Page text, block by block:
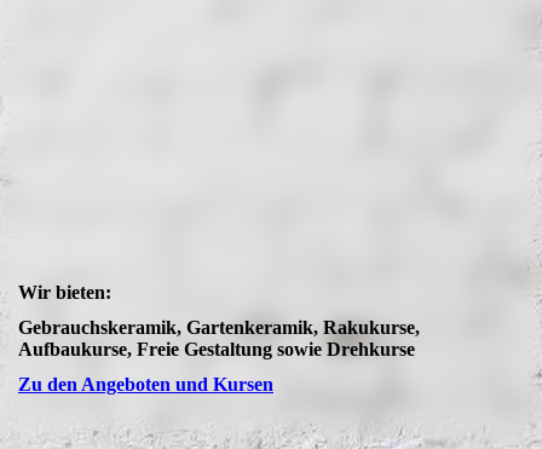
Wir bieten:
Gebrauchskeramik, Gartenkeramik, Rakukurse,
Aufbaukurse, Freie Gestaltung sowie Drehkurse
Zu den Angeboten und Kursen